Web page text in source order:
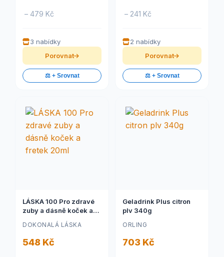
– 479 Kč
3 nabídky
Porovnat
⚖️ + Srovnat
– 241 Kč
2 nabídky
Porovnat
⚖️ + Srovnat
LÁSKA 100 Pro zdravé
zuby a dásně koček a
fretek 20ml
DOKONALÁ LÁSKA
548 Kč
Geladrink Plus citron
plv 340g
ORLING
703 Kč